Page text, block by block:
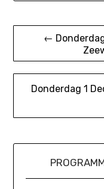
Bericht
←
Donderdag 1